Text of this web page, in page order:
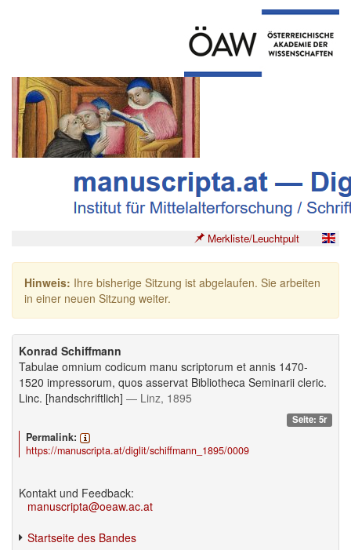
Merkliste/Leuchtpult
Hinweis: Ihre bisherige Sitzung ist abgelaufen. Sie arbeiten
in einer neuen Sitzung weiter.
Konrad Schiffmann
Tabulae omnium codicum manu scriptorum et annis 1470-
1520 impressorum, quos asservat Bibliotheca Seminarii cleric.
Linc. [handschriftlich] — Linz, 1895
Seite: 5r
Permalink:
https://manuscripta.at/diglit/schiffmann_1895/0009
Kontakt und Feedback:
manuscripta@oeaw.ac.at
Startseite des Bandes